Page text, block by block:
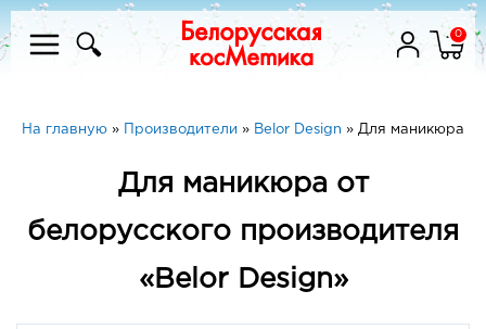
0
На главную » Производители » Belor Design » Для маникюра
Для маникюра от
белорусского производителя
«Belor Design»